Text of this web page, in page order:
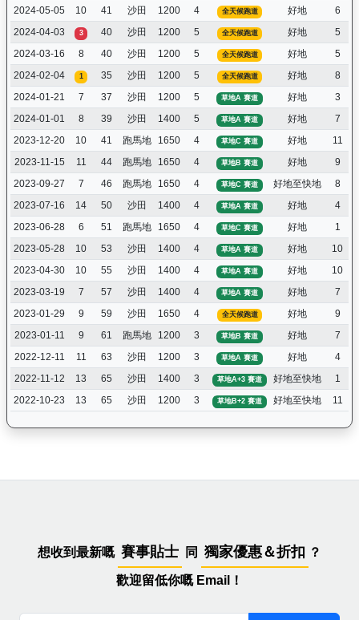
2024-05-05
10 41 沙田 1200 4 全天候跑道 好地 6
2024-04-03
3 40 沙田 1200 5 全天候跑道 好地 5
2024-03-16
8 40 沙田 1200 5 全天候跑道 好地 5
2024-02-04
1 35 沙田 1200 5 全天候跑道 好地 8
2024-01-21
7 37 沙田 1200 5 草地A 賽道 好地 3
2024-01-01
8 39 沙田 1400 5 草地A 賽道 好地 7
2023-12-20
10 41 跑馬地 1650 4 草地C 賽道 好地 11
2023-11-15
11 44 跑馬地 1650 4 草地B 賽道 好地 9
2023-09-27
7 46 跑馬地 1650 4 草地C 賽道 好地至快地 8
2023-07-16
14 50 沙田 1400 4 草地A 賽道 好地 4
2023-06-28
6 51 跑馬地 1650 4 草地C 賽道 好地 1
2023-05-28
10 53 沙田 1400 4 草地A 賽道 好地 10
2023-04-30
10 55 沙田 1400 4 草地A 賽道 好地 10
2023-03-19
7 57 沙田 1400 4 草地A 賽道 好地 7
2023-01-29
9 59 沙田 1650 4 全天候跑道 好地 9
2023-01-11
9 61 跑馬地 1200 3 草地B 賽道 好地 7
2022-12-11
11 63 沙田 1200 3 草地A 賽道 好地 4
2022-11-12
13 65 沙田 1400 3 草地A+3 賽道 好地至快地 1
2022-10-23
13 65 沙田 1200 3 草地B+2 賽道 好地至快地 11
想收到最新嘅 賽事貼士 同 獨家優惠＆折扣 ？
歡迎留低你嘅 Email！